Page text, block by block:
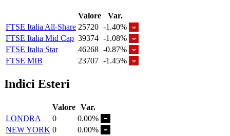
Valore
Var.
FTSE Italia All-Share 25720 -1.40%
FTSE Italia Mid Cap 39374 -1.08%
FTSE Italia Star
46268 -0.87%
FTSE MIB
23707 -1.45%
Indici Esteri
Valore Var.
LONDRA
0
0.00%
NEW YORK 0
0.00%